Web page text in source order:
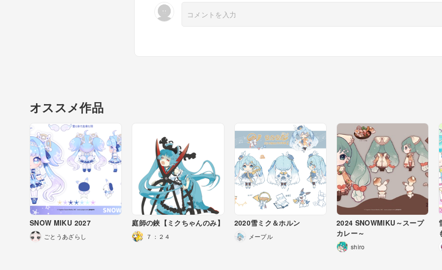
オススメ作品
SNOW MIKU 2027
ごとうあざらし
庭師の鋏【ミクちゃんのみ】
７：２４
2020雪ミク＆ホルン
メープル
2024 SNOWMIKU～スープ
カレー～
shiro